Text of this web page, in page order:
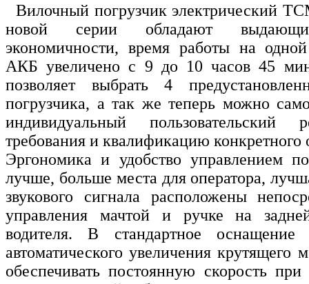
Вилочный погрузчик электрический
новой серии обладают
экономичности, время работы на одной
АКБ увеличено с 9 до 10 часов 45
позволяет выбрать 4
погрузчика, а так же теперь можно
индивидуальный
требования и квалификацию конкретного
Эргономика и удобство управлением
лучше, больше места для оператора,
звукового сигнала расположены
управления мачтой и ручке на
водителя. В стандартное оснащение
автоматического увеличения крутящего
обеспечивать постоянную скорость